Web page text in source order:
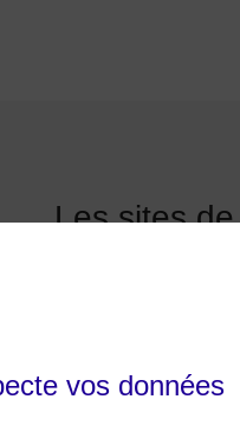
vos données
Les sites de
Solutions entreprises